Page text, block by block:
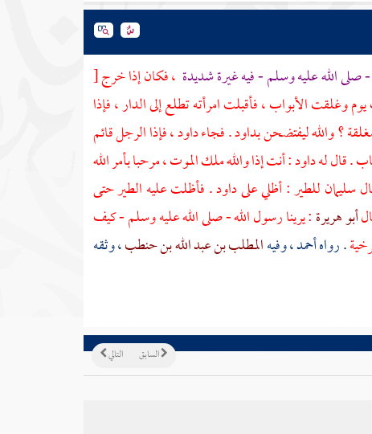
- صلى الله عليه وسلم - فيه غيرة شديدة ، فكان إذا خرج[
الأبواب ، فأقبلت امرأته تطلع إلى الدار ، فإذا
؟ والله ليفتضحنبداود. فجاءداود، فإذا الرجل قائم
. قال لهداود: أنت إذا واللهملك الموت، مرحبا بأمر الله
سليمانللطير : أظلي علىداود. فأظلت عليه الطير حتى
أبو هريرة: يرينا رسول الله - صلى الله عليه وسلم - كيف
. رواهأحمد، وفيهالمطلب بن عبد الله بن حنطب، وثقه
التالي السابق